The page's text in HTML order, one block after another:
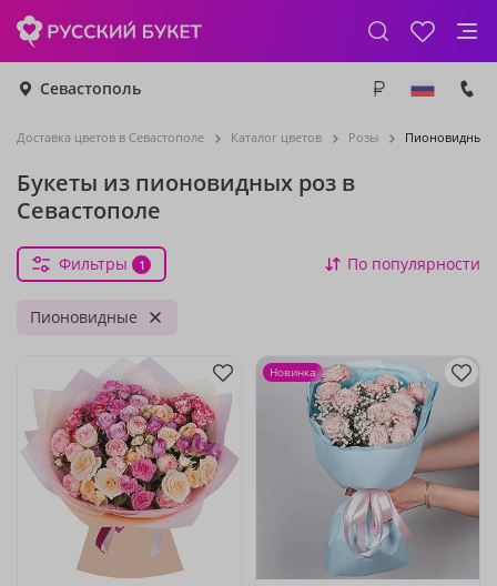
Севастополь
Доставка цветов в Севастополе Каталог цветов Розы Пионовидные
Букеты из пионовидных роз в
Севастополе
Фильтры 1 По популярности
Пионовидные
Новинка